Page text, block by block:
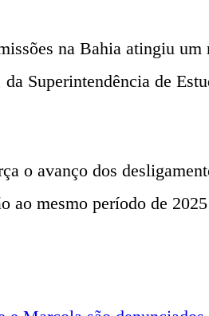
na Bahia atingiu
Superintendência de
o avanço dos
ao mesmo período de